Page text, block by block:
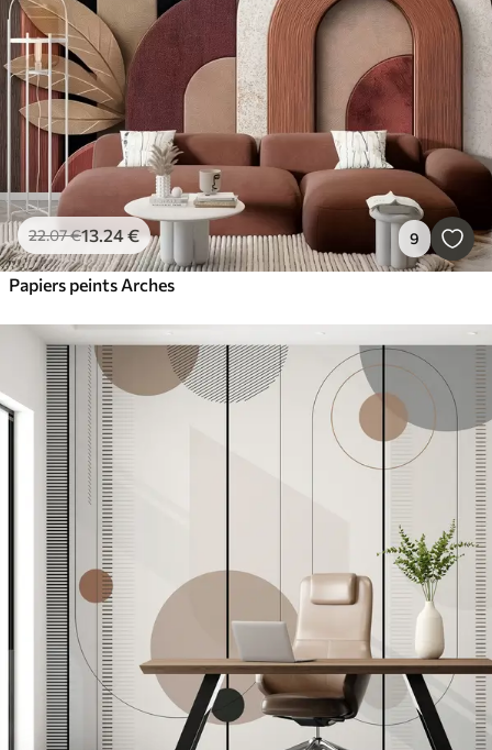
22.07€13.24€ 9
Papiers peints Arches